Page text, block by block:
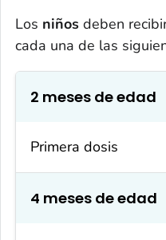
Los niños deben
cada una de las
2 meses de edad
Primera dosis
4 meses de edad